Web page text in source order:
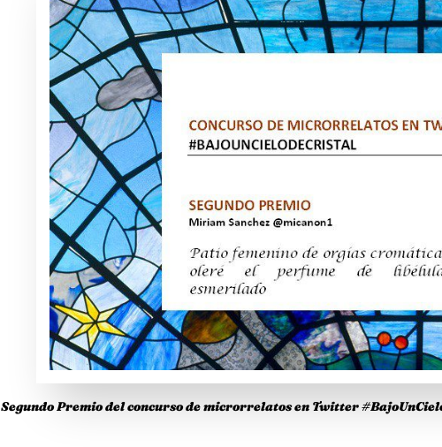
Segundo Premio del concurso de microrrelatos en Twitter